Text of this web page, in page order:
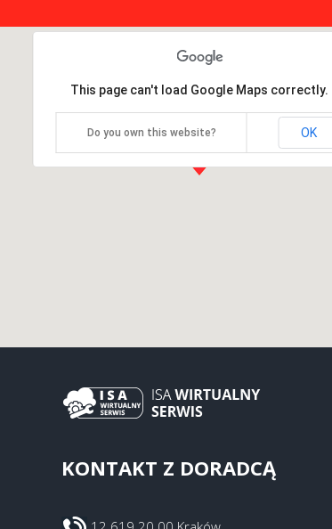
This page can't load Google Maps correctly.
Do you own this website? OK
KONTAKT Z DORADCĄ